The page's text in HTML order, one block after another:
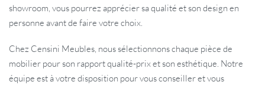
showroom, vous pourrez apprécier sa qualité et son design en
personne avant de faire votre choix.
Chez Censini Meubles, nous sélectionnons chaque pièce de
mobilier pour son rapport qualité-prix et son esthétique. Notre
équipe est à votre disposition pour vous conseiller et vous